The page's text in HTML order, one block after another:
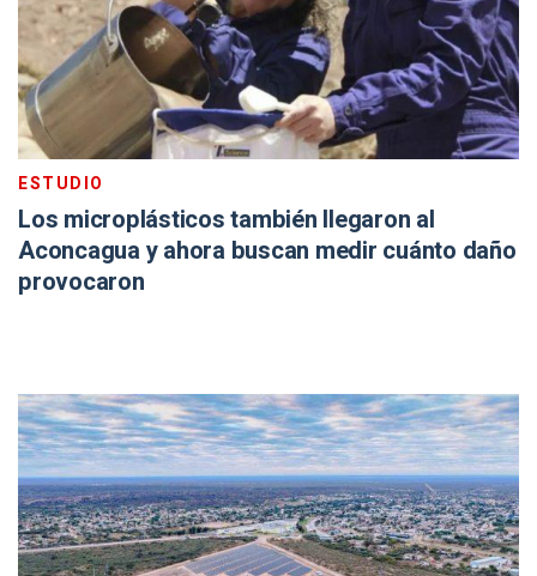
ESTUDIO
Los microplásticos también llegaron al
Aconcagua y ahora buscan medir cuánto daño
provocaron